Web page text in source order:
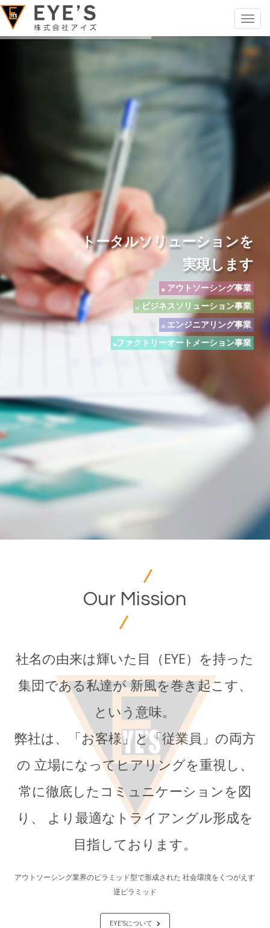
Toggle
トータルソリューションを
実現します
アウトソーシング事業
ビジネスソリューション事業
エンジニアリング事業
ファクトリーオートメーション事業
Our Mission
社名の由来は輝いた目（EYE）を持った
集団である私達が新風を巻き起こす、
という意味。
弊社は、「お客様」と「従業員」の両方
の 立場になってヒアリングを重視し、
常に徹底したコミュニケーションを図
り、
より最適なトライアングル形成を
目指しております。
アウトソーシング業界のピラミッド型で形成された 社会環境をくつがえす
逆ピラミッド
EYE'Sについて